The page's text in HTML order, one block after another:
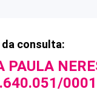
consulta:
PAULA